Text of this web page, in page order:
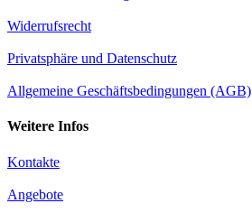
Widerrufsrecht
Privatsphäre und Datenschutz
Allgemeine Geschäftsbedingungen (AGB)
Weitere Infos
Kontakte
Angebote